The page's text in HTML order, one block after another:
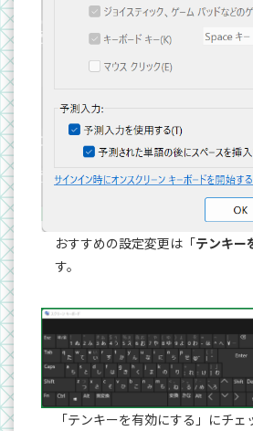
おすすめの設定変更は「テンキー
す。
「テンキーを有効にする」にチェ